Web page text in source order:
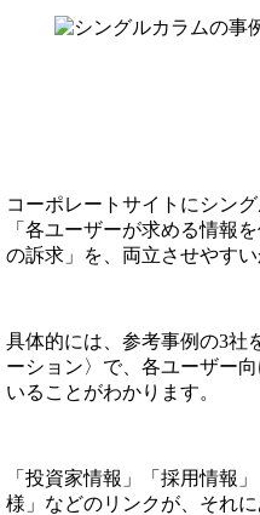
コーポレートサイトにシン
「各ユーザーが求める情報
の訴求」を、両立させやすい
具体的には、参考事例の3社
ーション〉で、各ユーザー
いることがわかります。
「投資家情報」「採用情報
様」などのリンクが、それに